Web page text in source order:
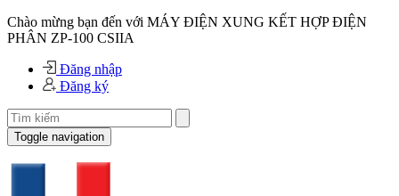
Chào mừng bạn đến với MÁY ĐIỆN XUNG KẾT HỢP ĐIỆN
PHÂN ZP-100 CSIIA
Đăng nhập
Đăng ký
Toggle navigation